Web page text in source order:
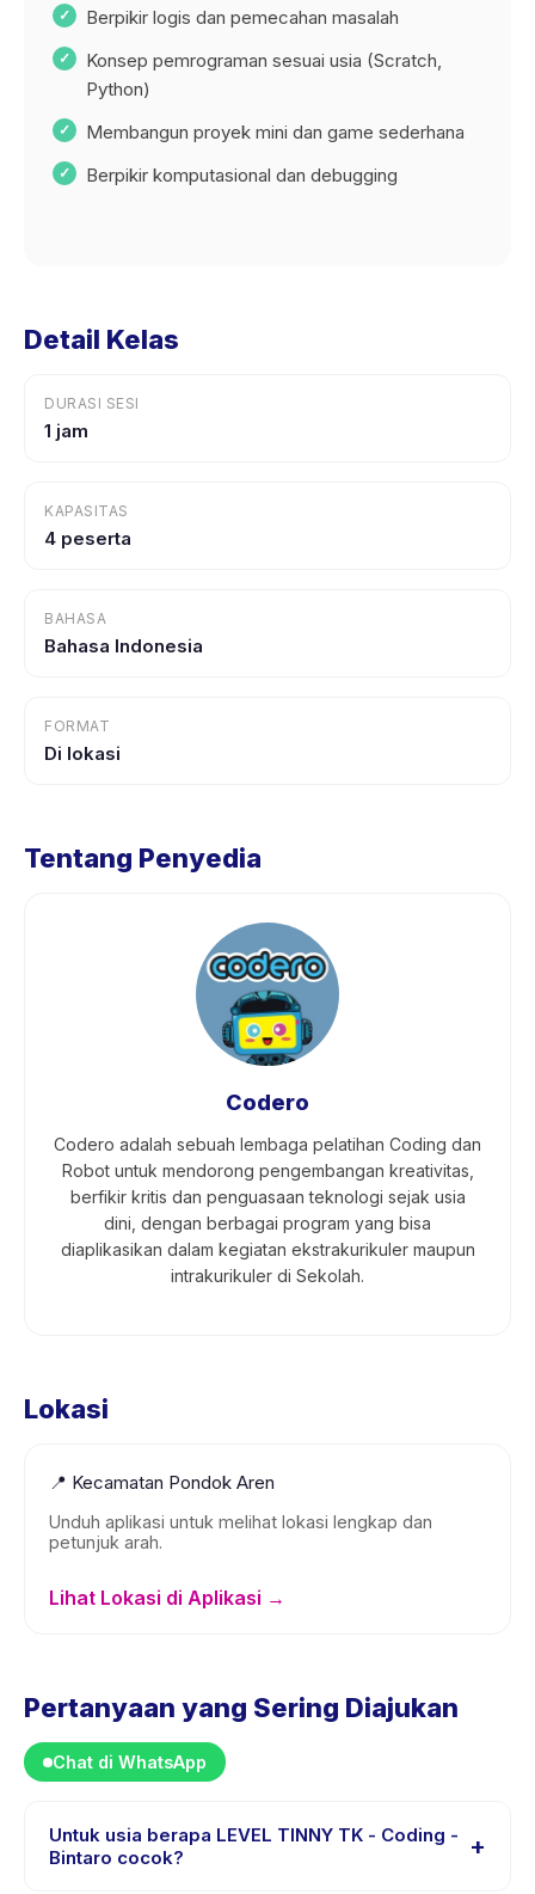
Berpikir logis dan pemecahan masalah
Konsep pemrograman sesuai usia (Scratch,
Python)
Membangun proyek mini dan game sederhana
Berpikir komputasional dan debugging
Detail Kelas
DURASI SESI
1 jam
KAPASITAS
4 peserta
BAHASA
Bahasa Indonesia
FORMAT
Di lokasi
Tentang Penyedia
Codero
Codero adalah sebuah lembaga pelatihan Coding dan
Robot untuk mendorong pengembangan kreativitas,
berfikir kritis dan penguasaan teknologi sejak usia
dini, dengan berbagai program yang bisa
diaplikasikan dalam kegiatan ekstrakurikuler maupun
intrakurikuler di Sekolah.
Lokasi
📍 Kecamatan Pondok Aren
Unduh aplikasi untuk melihat lokasi lengkap dan
petunjuk arah.
Lihat Lokasi di Aplikasi →
Pertanyaan yang Sering Diajukan
Chat di WhatsApp
Untuk usia berapa LEVEL TINNY TK - Coding -
Bintaro cocok?
+